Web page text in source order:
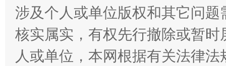
涉及个人或单位版权和其它问题
核实属实，有权先行撤除或暂
人或单位，本网根据有关法律